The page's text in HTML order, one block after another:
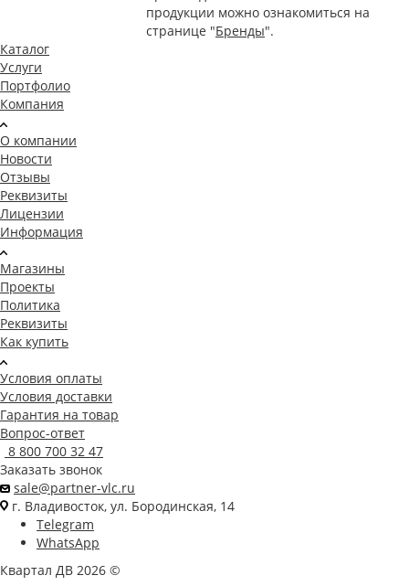
продукции можно ознакомиться на
странице "Бренды".
Каталог
Услуги
Портфолио
Компания
О компании
Новости
Отзывы
Реквизиты
Лицензии
Информация
Магазины
Проекты
Политика
Реквизиты
Как купить
Условия оплаты
Условия доставки
Гарантия на товар
Вопрос-ответ
8 800 700 32 47
Заказать звонок
sale@partner-vlc.ru
г. Владивосток, ул. Бородинская, 14
Telegram
WhatsApp
Квартал ДВ 2026 ©